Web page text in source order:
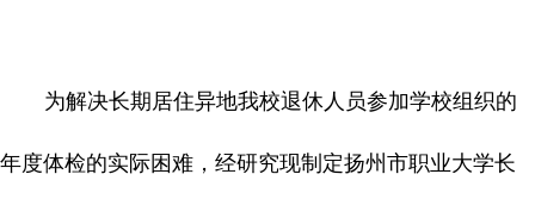
为解决长期居住异地我校退休人员参加学校组织的
年度体检的实际困难，经研究现制定扬州市职业大学长